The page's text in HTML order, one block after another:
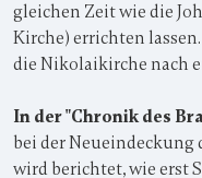
gleichen Zeit wie die
Kirche) errichten
die Nikolaikirche nach
In der "Chronik des
bei der Neueindeckung
wird berichtet, wie erst